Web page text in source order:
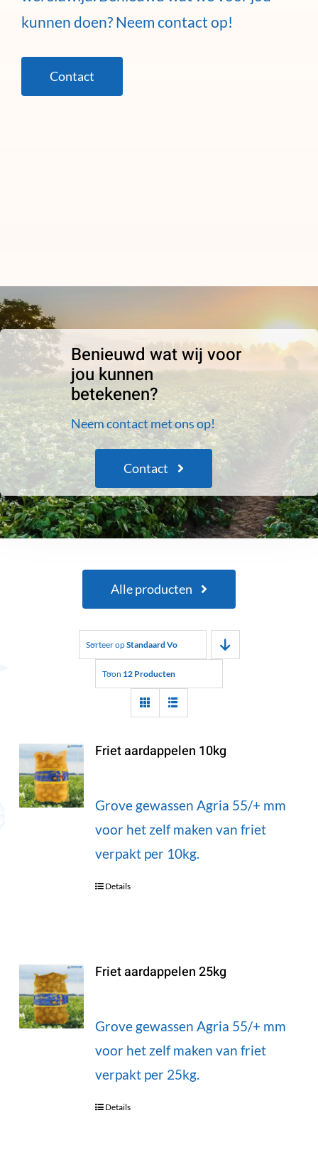
kunnen doen? Neem contact op!
Contact
Benieuwd wat wij voor
jou kunnen
betekenen?
Neem contact met ons op!
Contact
Alle producten
Sorteer opStandaard Volgorde
Toon 12 Producten
Friet aardappelen 10kg
Grove gewassen Agria 55/+ mm
voor het zelf maken van friet
verpakt per 10kg.
Details
Friet aardappelen 25kg
Grove gewassen Agria 55/+ mm
voor het zelf maken van friet
verpakt per 25kg.
Details